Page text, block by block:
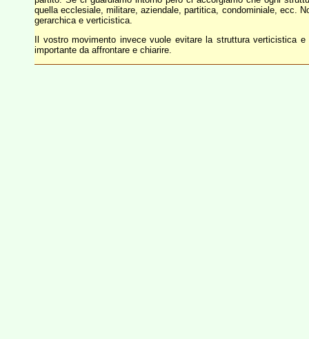
quella ecclesiale, militare, aziendale, partitica, condominiale, ecc.
gerarchica e verticistica.
Il vostro movimento invece vuole evitare la struttura verticistica
importante da affrontare e chiarire.